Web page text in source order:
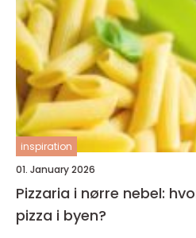
inspiration
01. January 2026
Pizzaria i nørre nebel:
pizza i byen?